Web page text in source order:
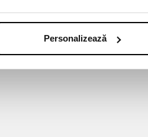
Personalizează